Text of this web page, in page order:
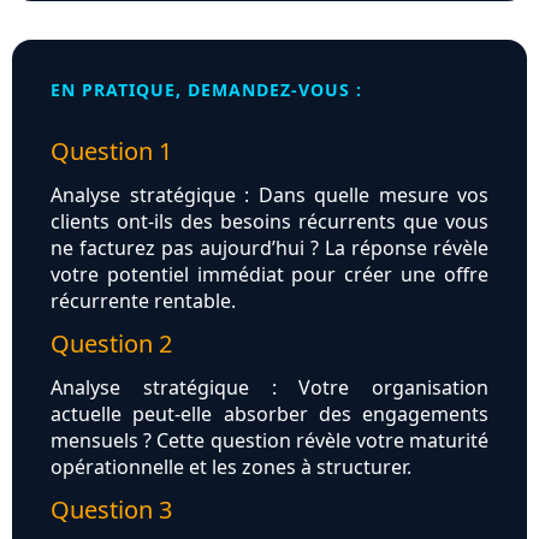
EN PRATIQUE, DEMANDEZ-VOUS :
Question 1
Analyse stratégique : Dans quelle mesure vos
clients ont-ils des besoins récurrents que vous
ne facturez pas aujourd’hui ? La réponse révèle
votre potentiel immédiat pour créer une offre
récurrente rentable.
Question 2
Analyse stratégique : Votre organisation
actuelle peut-elle absorber des engagements
mensuels ? Cette question révèle votre maturité
opérationnelle et les zones à structurer.
Question 3